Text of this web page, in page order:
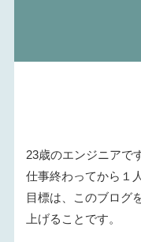
23歳のエンジニアで
仕事終わってから１
目標は、このブログ
上げることです。